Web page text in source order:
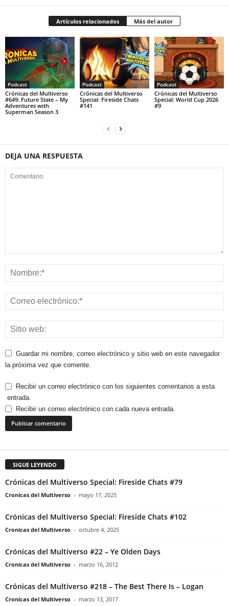
Artículos relacionados Más del autor
Podcast
Crónicas del Multiverso
#649: Future State – My
Adventures with
Superman Season 3
Podcast
Crónicas del Multiverso
Special: Fireside Chats
#141
Podcast
Crónicas del Multiverso
Special: World Cup 2026
#9
DEJA UNA RESPUESTA
Guardar mi nombre, correo electrónico y sitio web en este navegador
la próxima vez que comente.
Recibir un correo electrónico con los siguientes comentarios a esta
entrada.
Recibir un correo electrónico con cada nueva entrada.
SIGUE LEYENDO
Crónicas del Multiverso Special: Fireside Chats #79
Cronicas del Multiverso - mayo 17, 2025
Crónicas del Multiverso Special: Fireside Chats #102
Cronicas del Multiverso - octubre 4, 2025
Crónicas del Multiverso #22 – Ye Olden Days
Cronicas del Multiverso - marzo 16, 2012
Crónicas del Multiverso #218 – The Best There Is – Logan
Cronicas del Multiverso - marzo 13, 2017